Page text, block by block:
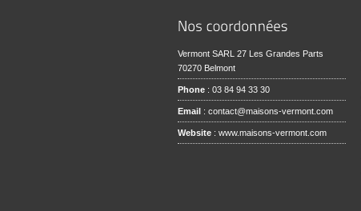
Vermont SARL 27 Les Grandes Parts
70270 Belmont
Phone : 03 84 94 33 30
Email : contact@maisons-vermont.com
Website : www.maisons-vermont.com